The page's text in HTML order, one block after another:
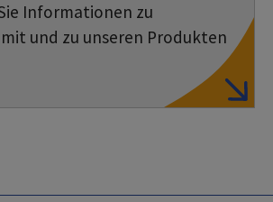
Informationen zu
und zu unseren Produkten